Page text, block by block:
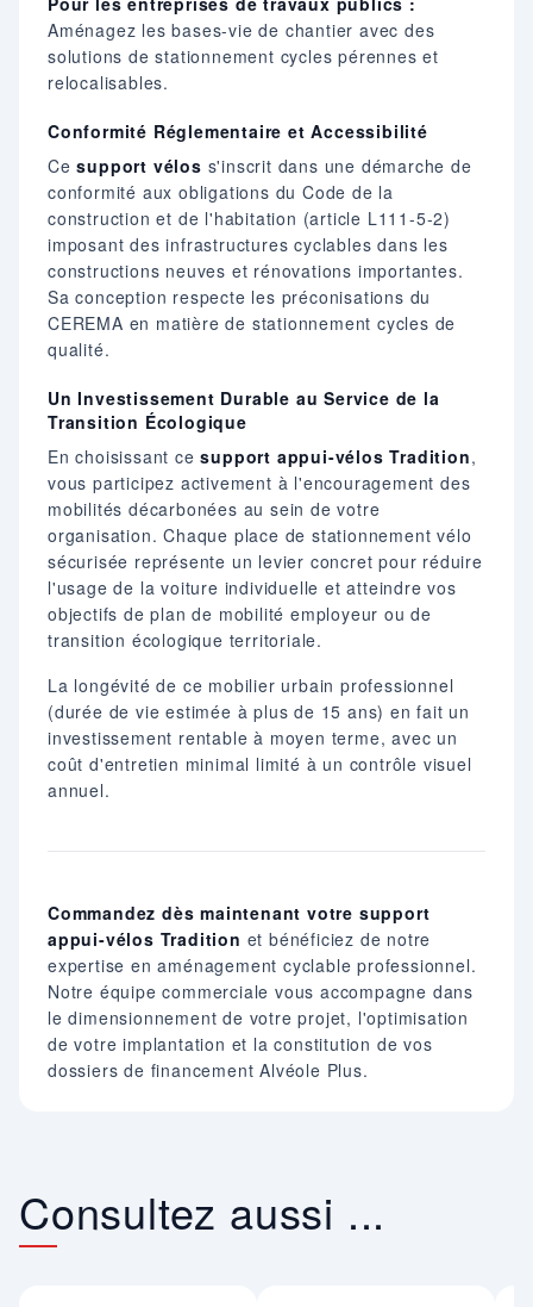
Aménagez les bases-vie de chantier avec des
solutions de stationnement cycles pérennes et
relocalisables.
Conformité Réglementaire et Accessibilité
Cesupport vélos s'inscrit dans une démarche de
conformité aux obligations du Code de la
construction et de l'habitation (article L111-5-2)
imposant des infrastructures cyclables dans les
constructions neuves et rénovations importantes.
Sa conception respecte les préconisations du
CEREMA en matière de stationnement cycles de
qualité.
Un Investissement Durable au Service de la
Transition Écologique
En choisissant cesupport appui-vélos Tradition,
vous participez activement à l'encouragement des
mobilités décarbonées au sein de votre
organisation. Chaque place de stationnement vélo
sécurisée représente un levier concret pour réduire
l'usage de la voiture individuelle et atteindre vos
objectifs de plan de mobilité employeur ou de
transition écologique territoriale.
La longévité de ce mobilier urbain professionnel
(durée de vie estimée à plus de 15 ans) en fait un
investissement rentable à moyen terme, avec un
coût d'entretien minimal limité à un contrôle visuel
annuel.
Commandez dès maintenant votre support
appui-vélos Tradition et bénéficiez de notre
expertise en aménagement cyclable professionnel.
Notre équipe commerciale vous accompagne dans
le dimensionnement de votre projet, l'optimisation
de votre implantation et la constitution de vos
dossiers de financement Alvéole Plus.
Consultez aussi ...